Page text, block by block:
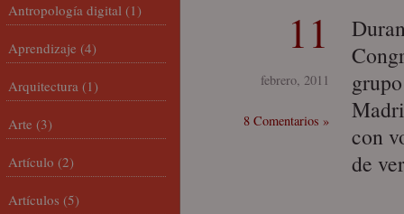
11
febrero, 2011
8 Comentarios »
con
de
Antropología digital (1)
Aprendizaje (4)
Arquitectura (1)
Arte (3)
Artículo (2)
Artículos (5)